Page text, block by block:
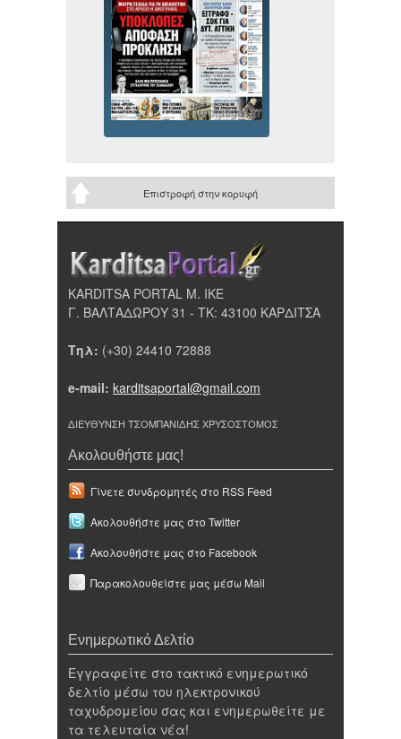
Επιστροφή στην κορυφή
KARDITSA PORTAL Μ. ΙΚΕ
Γ. ΒΑΛΤΑΔΩΡΟΥ 31 - ΤΚ: 43100 ΚΑΡΔΙΤΣΑ
Τηλ: (+30) 24410 72888
e-mail: karditsaportal@gmail.com
ΔΙΕΥΘΥΝΣΗ ΤΣΟΜΠΑΝΙΔΗΣ ΧΡΥΣΟΣΤΟΜΟΣ
Ακολουθήστε μας!
Γίνετε συνδρομητές στο RSS Feed
Ακολουθήστε μας στο Twitter
Ακολουθήστε μας στο Facebook
Παρακολουθείστε μας μέσω Mail
Ενημερωτικό Δελτίο
Εγγραφείτε στο τακτικό ενημερωτικό
δελτίο μέσω του ηλεκτρονικού
ταχυδρομείου σας και ενημερωθείτε με
τα τελευταία νέα!